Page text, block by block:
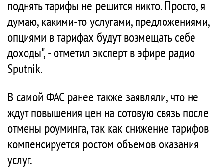
поднять тарифы не решится никто. Просто, я
думаю, какими-то услугами, предложениями,
опциями в тарифах будут возмещать себе
доходы", - отметил эксперт в эфире радио
Sputnik.
В самой ФАС ранее также заявляли, что не
ждут повышения цен на сотовую связь после
отмены роуминга, так как снижение тарифов
компенсируется ростом объемов оказания
услуг.